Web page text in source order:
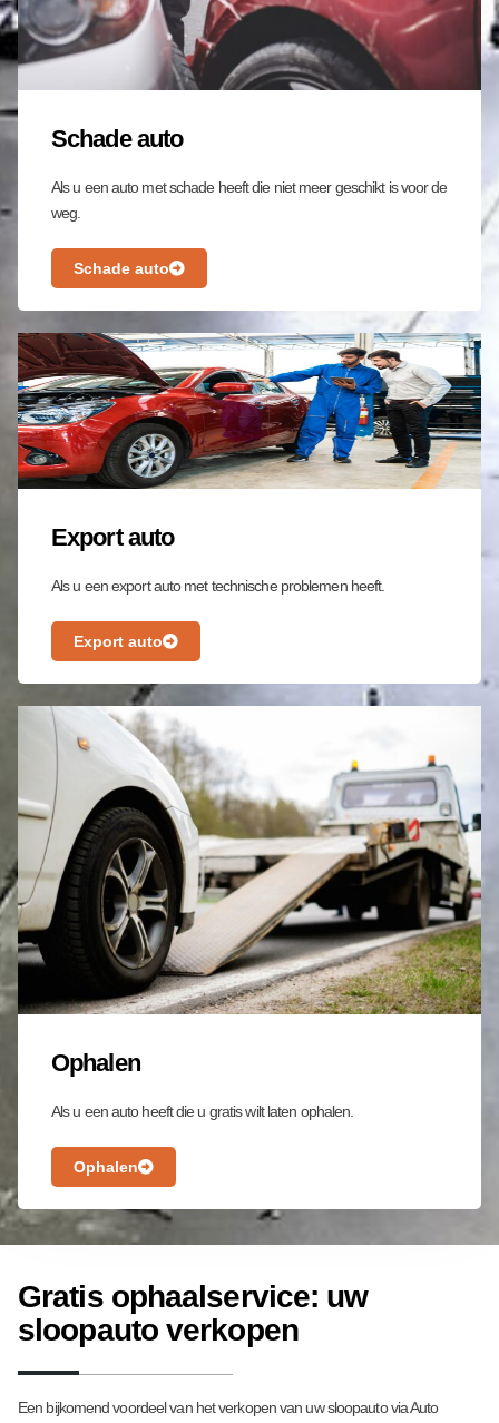
Schade auto
Als u een auto met schade heeft die niet meer geschikt is voor de
weg.
Schade auto
Export auto
Als u een export auto met technische problemen heeft.
Export auto
Ophalen
Als u een auto heeft die u gratis wilt laten ophalen.
Ophalen
Gratis ophaalservice: uw
sloopauto verkopen
Een bijkomend voordeel van het verkopen van uw sloopauto via Auto